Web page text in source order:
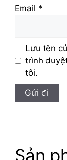
Email *
Lưu tên
trình
tôi.
Sản